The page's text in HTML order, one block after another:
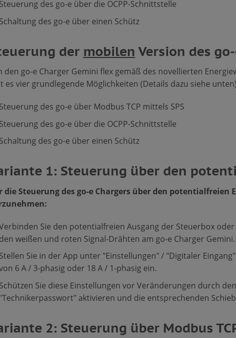
des go-e über die OCPP-Schnittstelle
des go-e über einen Schütz
der mobilen Version des
den go-e Charger Gemini flex gemäß des novellierten
es vier grundlegende Möglichkeiten (Details dazu siehe
des go-e über Modbus TCP mittels SPS
des go-e über die OCPP-Schnittstelle
des go-e über einen Schütz
1: Steuerung über den
die Steuerung des go-e Chargers über den potentialfreien
Sie den potentialfreien Ausgang der Steuerbox
weißen und roten Signal-Drähten am go-e Charger Gemini.
Sie in der App unter "Einstellungen" / "Digitaler
6 A / 3-phasig oder 18 A / 1-phasig ein.
Sie diese Einstellungen vor Veränderungen durch
aktivieren und die entsprechenden
2: Steuerung über Modbus